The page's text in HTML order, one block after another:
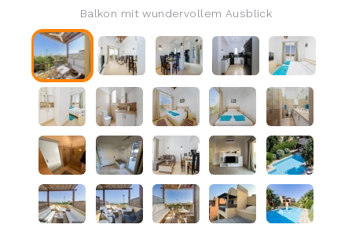
Balkon mit wundervollem Ausblick